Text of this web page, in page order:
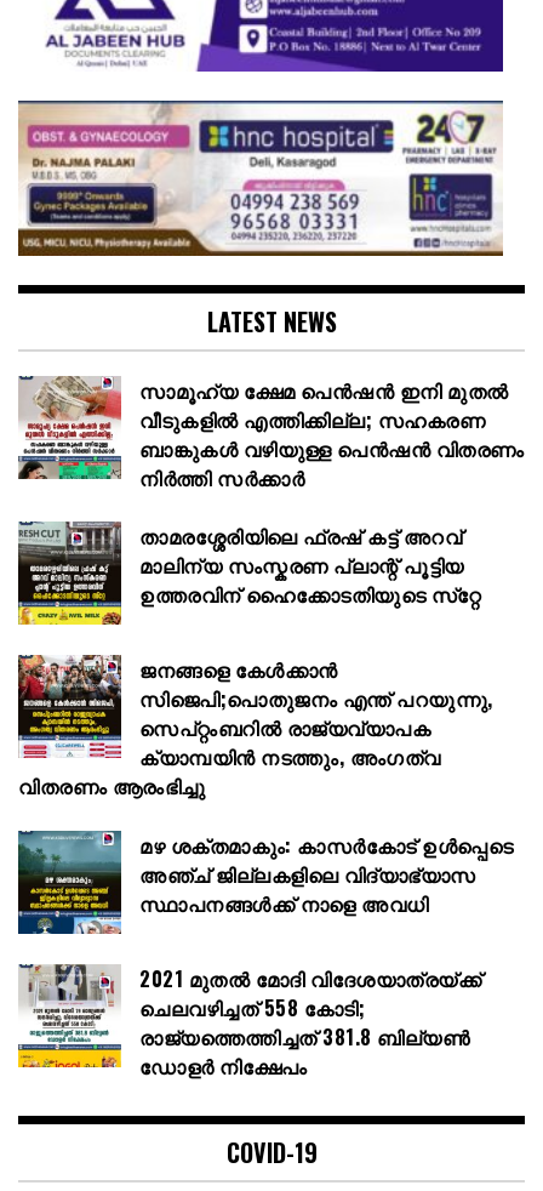
LATEST NEWS
സാമൂഹ്യ ക്ഷേമ പെൻഷൻ ഇനി മുതൽ
വീടുകളിൽ എത്തിക്കില്ല; സഹകരണ
ബാങ്കുകൾ വഴിയുള്ള പെൻഷൻ വിതരണം
നിർത്തി സർക്കാർ
താമരശ്ശേരിയിലെ ഫ്രഷ് കട്ട് അറവ്
മാലിന്യ സംസ്കരണ പ്ലാന്റ് പൂട്ടിയ
ഉത്തരവിന് ഹൈക്കോടതിയുടെ സ്‌റ്റേ
ജനങ്ങളെ കേൾക്കാൻ
സിജെപി;പൊതുജനം എന്ത് പറയുന്നു,
സെപ്റ്റംബറിൽ രാജ്യവ്യാപക
ക്യാമ്പയിൻ നടത്തും, അംഗത്വ
വിതരണം ആരംഭിച്ചു
മഴ ശക്തമാകും: കാസർകോട് ഉൾപ്പെടെ
അഞ്ച് ജില്ലകളിലെ വിദ്യാഭ്യാസ
സ്ഥാപനങ്ങൾക്ക് നാളെ അവധി
2021 മുതൽ മോദി വിദേശയാത്രയ്ക്ക്
ചെലവഴിച്ചത് 558 കോടി;
രാജ്യത്തെത്തിച്ചത് 381.8 ബില്യൺ
ഡോളർ നിക്ഷേപം
COVID-19